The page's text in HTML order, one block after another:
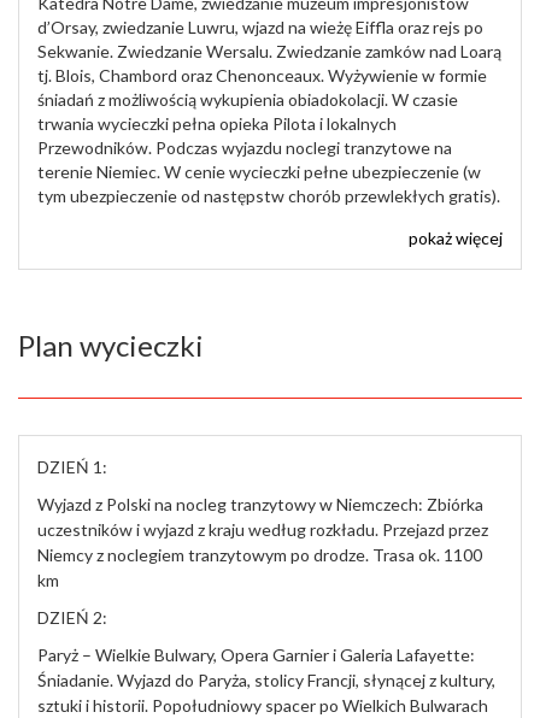
d’Orsay, zwiedzanie Luwru, wjazd na wieżę Eiffla oraz rejs po
Sekwanie. Zwiedzanie Wersalu. Zwiedzanie zamków nad Loarą
tj. Blois, Chambord oraz Chenonceaux. Wyżywienie w formie
śniadań z możliwością wykupienia obiadokolacji. W czasie
trwania wycieczki pełna opieka Pilota i lokalnych
Przewodników. Podczas wyjazdu noclegi tranzytowe na
terenie Niemiec. W cenie wycieczki pełne ubezpieczenie (w
tym ubezpieczenie od następstw chorób przewlekłych gratis).
pokaż więcej
Plan wycieczki
DZIEŃ 1:
Wyjazd z Polski na nocleg tranzytowy w Niemczech: Zbiórka
uczestników i wyjazd z kraju według rozkładu. Przejazd przez
Niemcy z noclegiem tranzytowym po drodze. Trasa ok. 1100
km
DZIEŃ 2:
Paryż – Wielkie Bulwary, Opera Garnier i Galeria Lafayette:
Śniadanie. Wyjazd do Paryża, stolicy Francji, słynącej z kultury,
sztuki i historii. Popołudniowy spacer po Wielkich Bulwarach